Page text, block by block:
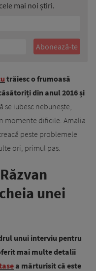
mai noi știri.
trăiesc o frumoasă
din anul 2016 și
se iubesc nebunește,
momente dificile. Amalia
peste problemele
ori, primul pas.
unei
unui interviu pentru
mai multe detalii
a mărturisit că este